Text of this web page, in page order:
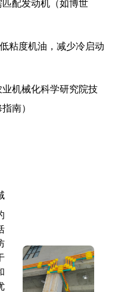
配发动机（如博世
粘度机油，减少冷启动
业机械化科学研究院技
南）